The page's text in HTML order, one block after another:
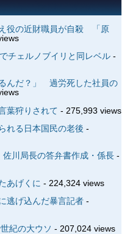
役の近財職員が自殺 「原
チェルノブイリと同レベル-
んだ？」 過労死した社員の
葉狩りされて - 275,993 views
れる日本国民の老後 -
川局長の答弁書作成・係長-
あげくに - 224,324 views
逃げ込んだ暴言記者-
紀の大ウソ - 207,024 views